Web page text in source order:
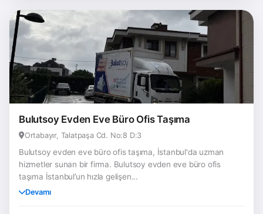
Bulutsoy Evden Eve Büro Ofis Taşıma
Ortabayır, Talatpaşa Cd. No:8 D:3
Bulutsoy evden eve büro ofis taşıma, İstanbul'da uzman
hizmetler sunan bir firma. Bulutsoy evden eve büro ofis
taşıma İstanbul’un hızla gelişen...
Devamı